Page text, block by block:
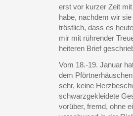
erst vor kurzer Zeit
habe, nachdem wir
tröstlich, dass es
mir mit rührender
heiteren Brief
Vom 18.-19. Januar
dem
sehr, keine
schwarzgekleidete
vorüber, fremd, ohne